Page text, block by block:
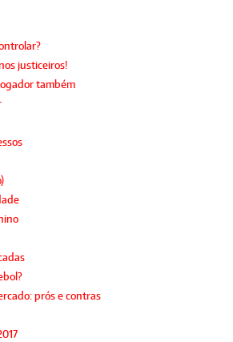
justiceiros!
também
prós e contras